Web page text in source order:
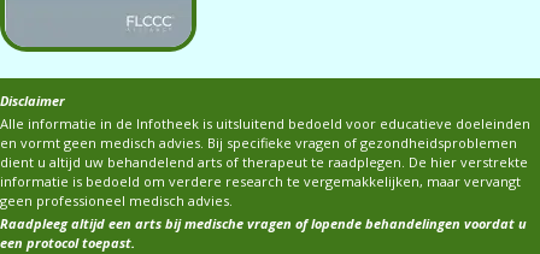
Disclaimer
Alle informatie in de Infotheek is uitsluitend bedoeld voor educatieve doeleinden
en vormt geen medisch advies. Bij specifieke vragen of gezondheidsproblemen
dient u altijd uw behandelend arts of therapeut te raadplegen. De hier verstrekte
informatie is bedoeld om verdere research te vergemakkelijken, maar vervangt
geen professioneel medisch advies.
Raadpleeg altijd een arts bij medische vragen of lopende behandelingen voordat u
een protocol toepast.